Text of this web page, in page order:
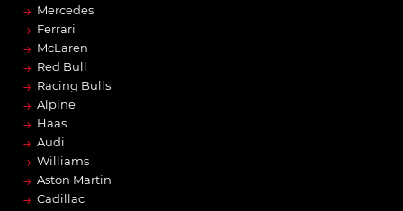
→ Mercedes
→ Ferrari
→ McLaren
→ Red Bull
→ Racing Bulls
→ Alpine
→ Haas
→ Audi
→ Williams
→ Aston Martin
→ Cadillac